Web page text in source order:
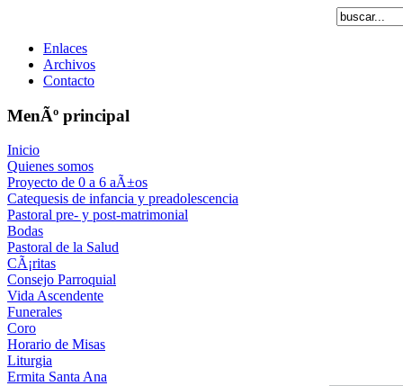
Enlaces
Archivos
Contacto
MenÃº principal
Inicio
Quienes somos
Proyecto de 0 a 6 aÃ±os
Catequesis de infancia y preadolescencia
Pastoral pre- y post-matrimonial
Bodas
Pastoral de la Salud
CÃ¡ritas
Consejo Parroquial
Vida Ascendente
Funerales
Coro
Horario de Misas
Liturgia
Ermita Santa Ana